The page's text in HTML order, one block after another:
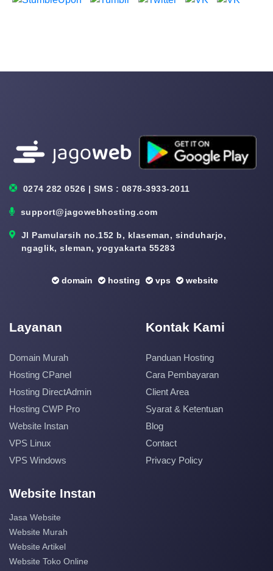
0274 282 0526 | SMS : 0878-3933-2011
support@jagowebhosting.com
Jl Pamularsih no.152 b, klaseman, sinduharjo,
ngaglik, sleman, yogyakarta 55283
domain hosting vps website
Layanan
Domain Murah
Hosting CPanel
Hosting DirectAdmin
Hosting CWP Pro
Website Instan
VPS Linux
VPS Windows
Kontak Kami
Panduan Hosting
Cara Pembayaran
Client Area
Syarat & Ketentuan
Blog
Contact
Privacy Policy
Website Instan
Jasa Website
Website Murah
Website Artikel
Website Toko Online